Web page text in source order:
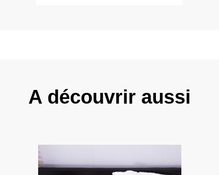
A découvrir aussi